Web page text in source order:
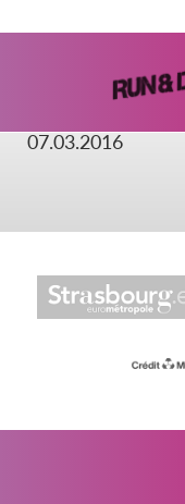
Sponsors
07.03.2016